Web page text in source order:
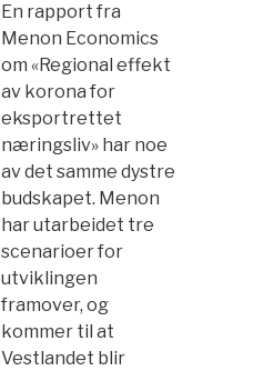
En rapport fra
Menon Economics
om «Regional effekt
av korona for
eksportrettet
næringsliv» har noe
av det samme dystre
budskapet. Menon
har utarbeidet tre
scenarioer for
utviklingen
framover, og
kommer til at
Vestlandet blir